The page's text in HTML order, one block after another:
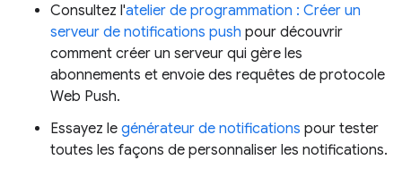
Consultez l'atelier de programmation : Créer un
serveur de notifications push pour découvrir
comment créer un serveur qui gère les
abonnements et envoie des requêtes de protocole
Web Push.
Essayez le générateur de notifications pour tester
toutes les façons de personnaliser les notifications.